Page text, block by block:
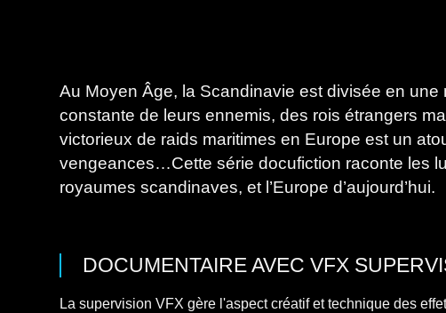
Au Moyen Âge, la Scandinavie est divisée en
constante de leurs ennemis, des rois étrangers
victorieux de raids maritimes en Europe est un
vengeances…Cette série docufiction raconte les
royaumes scandinaves, et l’Europe d’aujourd’hui.
DOCUMENTAIREAVECVFX
La supervision VFX gère l'aspect créatif et technique des